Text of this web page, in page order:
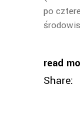
po
read
Share: